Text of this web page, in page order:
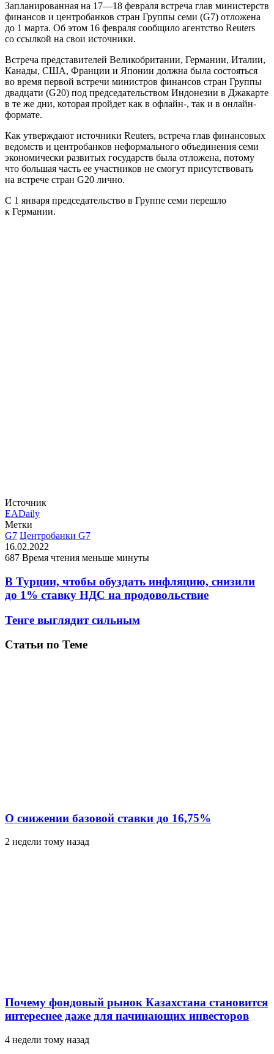
Запланированная на 17—18 февраля встреча глав министерств
финансов и центробанков стран Группы семи (G7) отложена
до 1 марта. Об этом 16 февраля сообщило агентство Reuters
со ссылкой на свои источники.
Встреча представителей Великобритании, Германии, Италии,
Канады, США, Франции и Японии должна была состояться
во время первой встречи министров финансов стран Группы
двадцати (G20) под председательством Индонезии в Джакарте
в те же дни, которая пройдет как в офлайн-, так и в онлайн-
формате.
Как утверждают источники Reuters, встреча глав финансовых
ведомств и центробанков неформального объединения семи
экономически развитых государств была отложена, потому
что большая часть ее участников не смогут присутствовать
на встрече стран G20 лично.
С 1 января председательство в Группе семи перешло
к Германии.
Источник
EADaily
Метки
G7 Центробанки G7
16.02.2022
687 Время чтения меньше минуты
В Турции, чтобы обуздать инфляцию, снизили
до 1% ставку НДС на продовольствие
Тенге выглядит сильным
Статьи по Теме
О снижении базовой ставки до 16,75%
2 недели тому назад
Почему фондовый рынок Казахстана становится
интереснее даже для начинающих инвесторов
4 недели тому назад